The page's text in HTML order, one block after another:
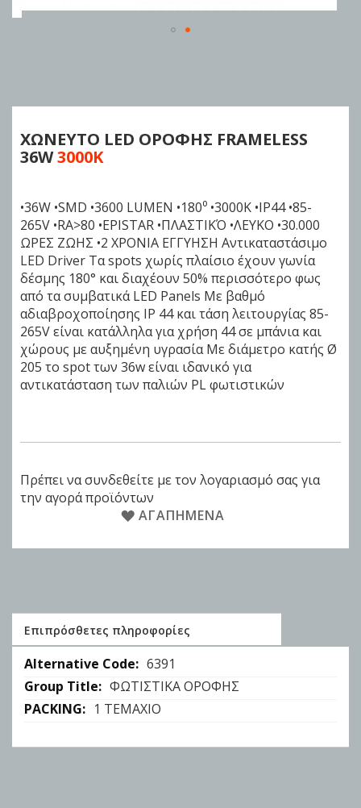
beginning
the
images
ΧΩΝΕΥΤΟ LED ΟΡΟΦΗΣ FRAMELESS
36W3000K
•36W •SMD •3600 LUMEN •180⁰ •3000K •IP44 •85-
265V •RA>80 •EPISTAR •ΠΛΑΣΤΙΚΌ •ΛΕΥΚΟ •30.000
ΩΡΕΣ ΖΩΗΣ •2 ΧΡΟΝΙΑ ΕΓΓΥΗΣΗ Αντικαταστάσιμο
LED Driver Τα spots χωρίς πλαίσιο έχουν γωνία
δέσμης 180° και διαχέουν 50% περισσότερο φως
από τα συμβατικά LED Panels Με βαθμό
αδιαβροχοποίησης IP 44 και τάση λειτουργίας 85-
265V είναι κατάλληλα για χρήση 44 σε μπάνια και
χώρους με αυξημένη υγρασία Με διάμετρο κατής Ø
205 το spot των 36w είναι ιδανικό για
αντικατάσταση των παλιών PL φωτιστικών
Πρέπει να συνδεθείτε με τον λογαριασμό σας για
την αγορά προϊόντων
ΑΓΑΠΗΜΈΝΑ
Επιπρόσθετες πληροφορίες
Επιπρόσθετες
πληροφορίες
6391
ΦΩΤΙΣΤΙΚΑ ΟΡΟΦΗΣ
1 ΤΕΜΑΧΙΟ